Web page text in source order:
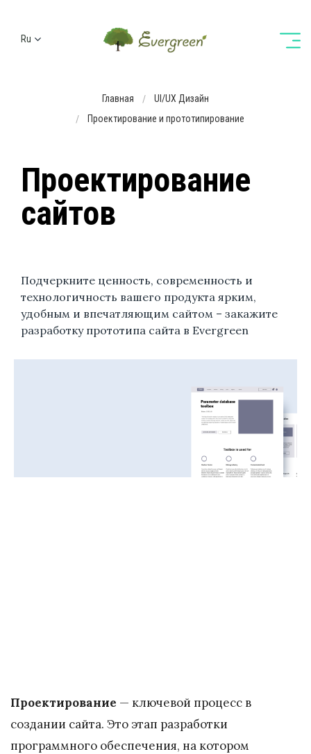
Ru
Главная
UI/UX Дизайн
Проектирование и прототипирование
Проектирование
сайтов
Подчеркните ценность, современность и
технологичность вашего продукта ярким,
удобным и впечатляющим сайтом – закажите
разработку прототипа сайта в Evergreen
Проектирование — ключевой процесс в
создании сайта. Это этап разработки
программного обеспечения, на котором